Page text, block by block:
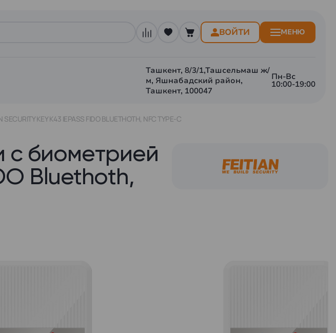
ВОЙТИ МЕНЮ
Ташкент, 8/3/1,Ташсельмаш ж/
м, Яшнабадский район,
Ташкент, 100047
Пн-Вс
10:00-19:00
KEY K43 IEPASS FIDO BLUETHOTH, NFC TYPE-C
c биометрией
Bluethoth,